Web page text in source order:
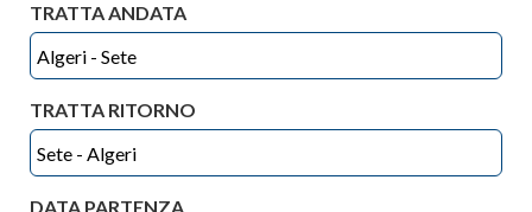
TRATTA ANDATA
TRATTA RITORNO
DATA PARTENZA